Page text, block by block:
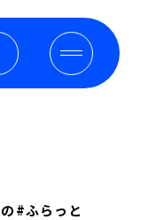
#ふらっと